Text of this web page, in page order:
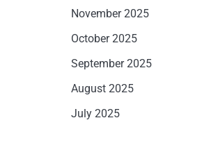
November 2025
October 2025
September 2025
August 2025
July 2025